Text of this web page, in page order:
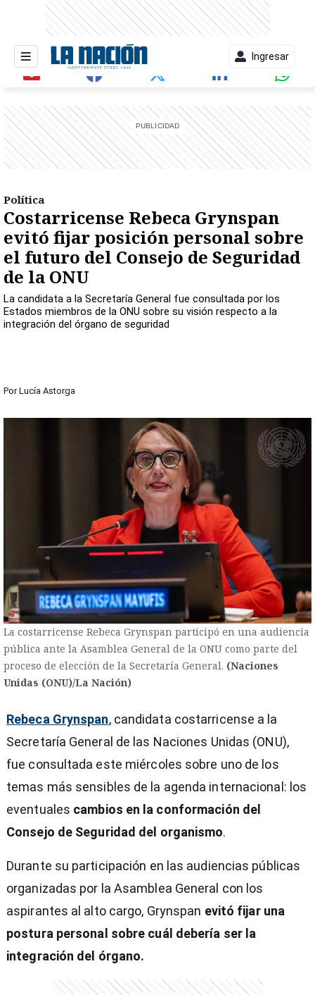
Ingresar
Política
Costarricense Rebeca Grynspan
evitó fijar posición personal sobre
el futuro del Consejo de Seguridad
de la ONU
La candidata a la Secretaría General fue consultada por los
Estados miembros de la ONU sobre su visión respecto a la
integración del órgano de seguridad
Por Lucía Astorga
La costarricense Rebeca Grynspan participó en una audiencia
pública ante la Asamblea General de la ONU como parte del
proceso de elección de la Secretaría General. (Naciones
Unidas (ONU)/La Nación)
Rebeca Grynspan, candidata costarricense a la
Secretaría General de las Naciones Unidas (ONU),
fue consultada este miércoles sobre uno de los
temas más sensibles de la agenda internacional: los
eventuales cambios en la conformación del
Consejo de Seguridad del organismo.
Durante su participación en las audiencias públicas
organizadas por la Asamblea General con los
aspirantes al alto cargo, Grynspan evitó fijar una
postura personal sobre cuál debería ser la
integración del órgano.